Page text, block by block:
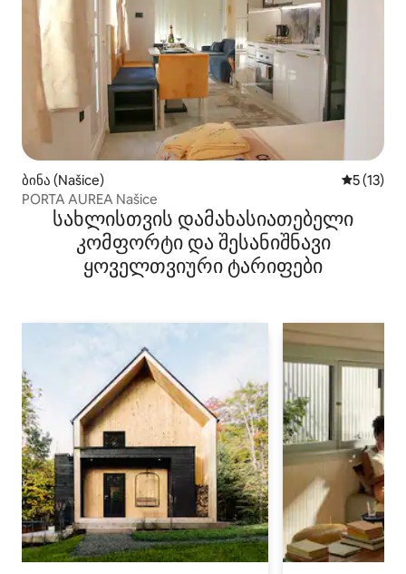
ბინა (Našice) საშუალო
5 (13)
PORTA AUREA Našice
სახლისთვის დამახასიათებელი
კომფორტი და შესანიშნავი
ყოველთვიური ტარიფები